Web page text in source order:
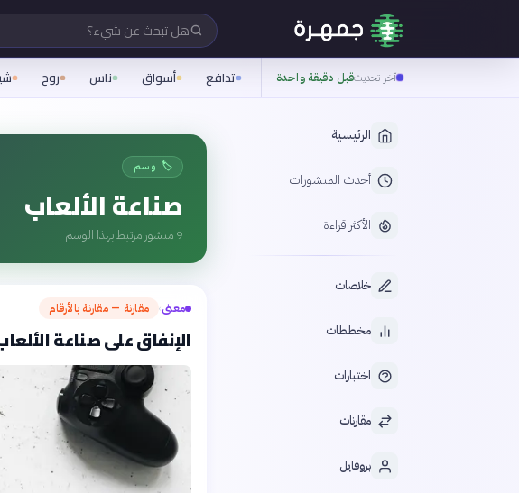
هل تبحث عن شيء؟
آخر تحديثقبل دقيقة واحدة تدافع أسواق ناس روح
الرئيسية
أحدث المنشورات
الأكثر قراءة
خلاصات
مخططات
اختبارات
مقارنات
بروفايل
🏷️ وسم
صناعة الألعاب
9 منشور مرتبط بهذا الوسم
معنى› مقارنة — مقارنة بالأرقام
الإنفاق على صناعة